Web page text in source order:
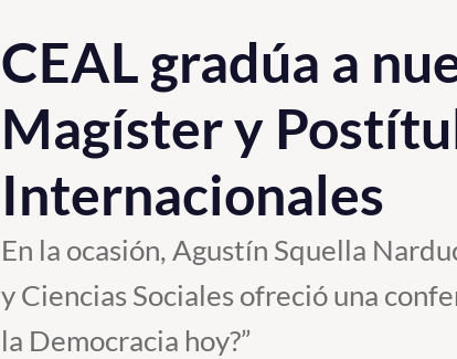
CEAL gradúa a
Magíster y
Internacionales
En la ocasión, Agustín Squella
y Ciencias Sociales ofreció una
la Democracia hoy?”